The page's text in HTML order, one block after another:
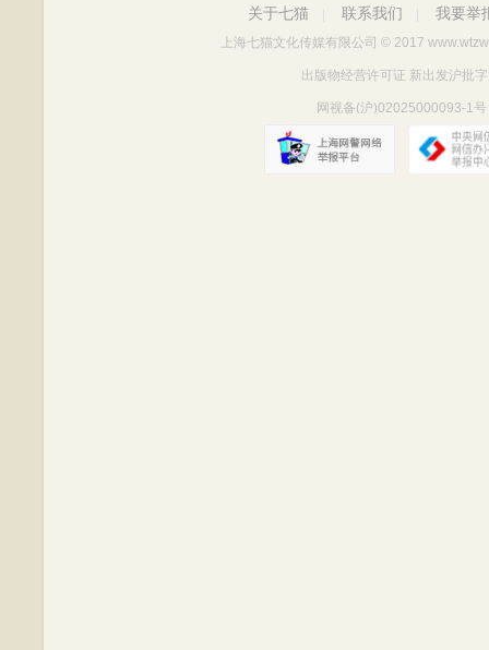
关于七猫 联系我们 我要举
上海七猫文化传媒有限公司 © 2017
出版物经营许可证 新出发沪批
网视备(沪)02025000093-1